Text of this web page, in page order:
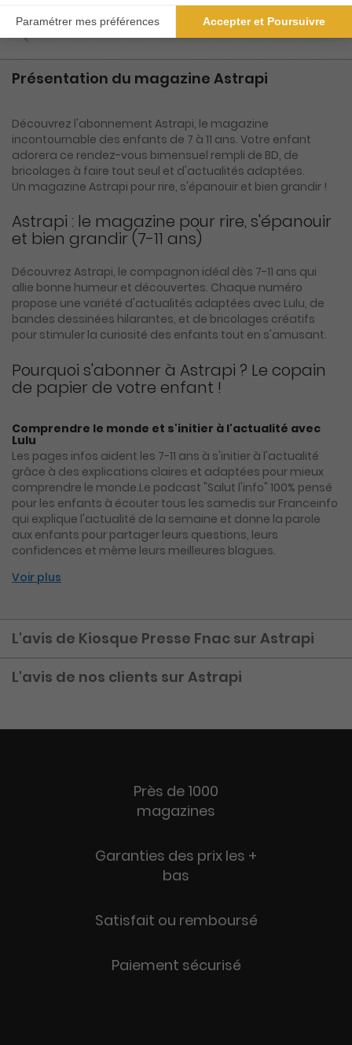
les codes promotionnels ne sont pas
valables sur ce titre.
Présentation du magazine Astrapi
Découvrez l'abonnement Astrapi, le magazine
incontournable des enfants de 7 à 11 ans. Votre enfant
adorera ce rendez-vous bimensuel rempli de BD, de
bricolages à faire tout seul et d'actualités adaptées.
Un magazine Astrapi pour rire, s'épanouir et bien grandir !
Astrapi : le magazine pour rire, s'épanouir
et bien grandir (7-11 ans)
Découvrez Astrapi, le compagnon idéal dès 7-11 ans qui
allie bonne humeur et découvertes. Chaque numéro
propose une variété d'actualités adaptées avec Lulu, de
bandes dessinées hilarantes, et de bricolages créatifs
pour stimuler la curiosité des enfants tout en s'amusant.
Pourquoi s'abonner à Astrapi ? Le copain
de papier de votre enfant !
Comprendre le monde et s'initier à l'actualité avec
Lulu
Les pages infos aident les 7-11 ans à s'initier à l'actualité
grâce à des explications claires et adaptées pour mieux
comprendre le monde.Le podcast "Salut l'info" 100% pensé
pour les enfants à écouter tous les samedis sur Franceinfo
qui explique l'actualité de la semaine et donne la parole
aux enfants pour partager leurs questions, leurs
confidences et même leurs meilleures blagues.
Voir plus
L'avis de Kiosque Presse Fnac sur Astrapi
L'avis de nos clients sur Astrapi
Près de 1000
magazines
Garanties des prix les +
bas
Satisfait ou remboursé
Paiement sécurisé